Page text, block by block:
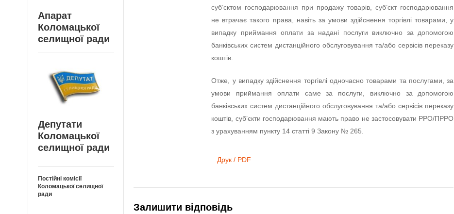
суб’єктом господарювання при продажу товарів, суб’єкт господарювання
не втрачає такого права, навіть за умови здійснення торгівлі товарами, у
випадку приймання оплати за надані послуги виключно за допомогою
банківських систем дистанційного обслуговування та/або сервісів переказу
коштів.
Отже, у випадку здійснення торгівлі одночасно товарами та послугами, за
умови приймання оплати саме за послуги, виключно за допомогою
банківських систем дистанційного обслуговування та/або сервісів переказу
коштів, суб’єкти господарювання мають право не застосовувати РРО/ПРРО
з урахуванням пункту 14 статті 9 Закону № 265.
Друк / PDF
Залишити відповідь
Апарат
Коломацької
селищної ради
Депутати
Коломацької
селищної ради
Постійні комісії
Коломацької селищної
ради